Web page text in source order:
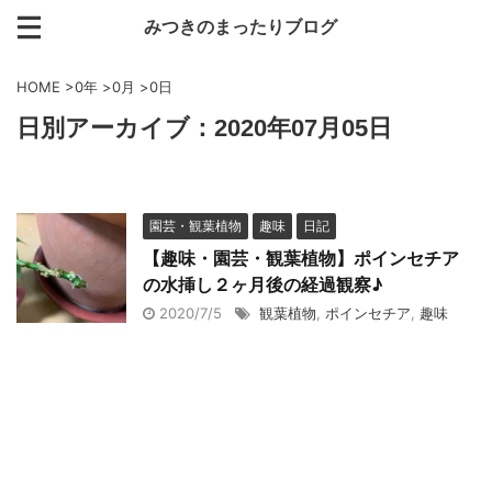
みつきのまったりブログ
HOME >0年 >0月 >0日
日別アーカイブ：2020年07月05日
園芸・観葉植物 趣味 日記
【趣味・園芸・観葉植物】ポインセチア
の水挿し２ヶ月後の経過観察♪
2020/7/5 観葉植物 ポインセチア 趣味